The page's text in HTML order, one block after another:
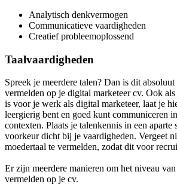
Analytisch denkvermogen
Communicatieve vaardigheden
Creatief probleemoplossend
Taalvaardigheden
Spreek je meerdere talen? Dan is dit
vermelden op je digital marketeer cv. Ook als
is voor je werk als digital marketeer, laat je
leergierig bent en goed kunt communiceren
contexten. Plaats je talenkennis in een aparte
voorkeur dicht bij je vaardigheden. Vergeet
moedertaal te vermelden, zodat dit voor
Er zijn meerdere manieren om het niveau
vermelden op je cv.